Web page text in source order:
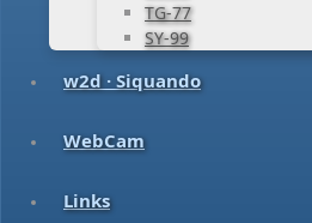
TG-77
SY-99
w2d · Siquando
WebCam
Links